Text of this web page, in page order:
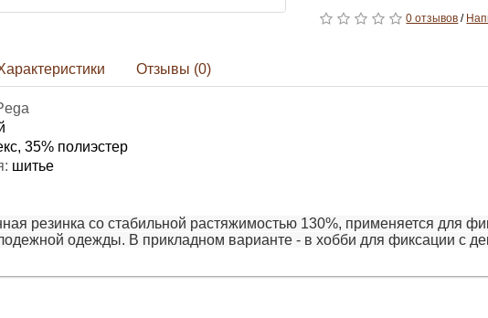
0 отзывов /
Отзывы (0)
35% полиэстер
шитье
резинка со стабильной растяжимостью 130%, применяется для
одежды. В прикладном варианте - в хобби для фиксации с